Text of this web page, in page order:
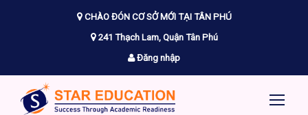
CHÀO ĐÓN CƠ SỞ MỚI TẠI TÂN PHÚ
241 Thạch Lam, Quận Tân Phú
Đăng nhập